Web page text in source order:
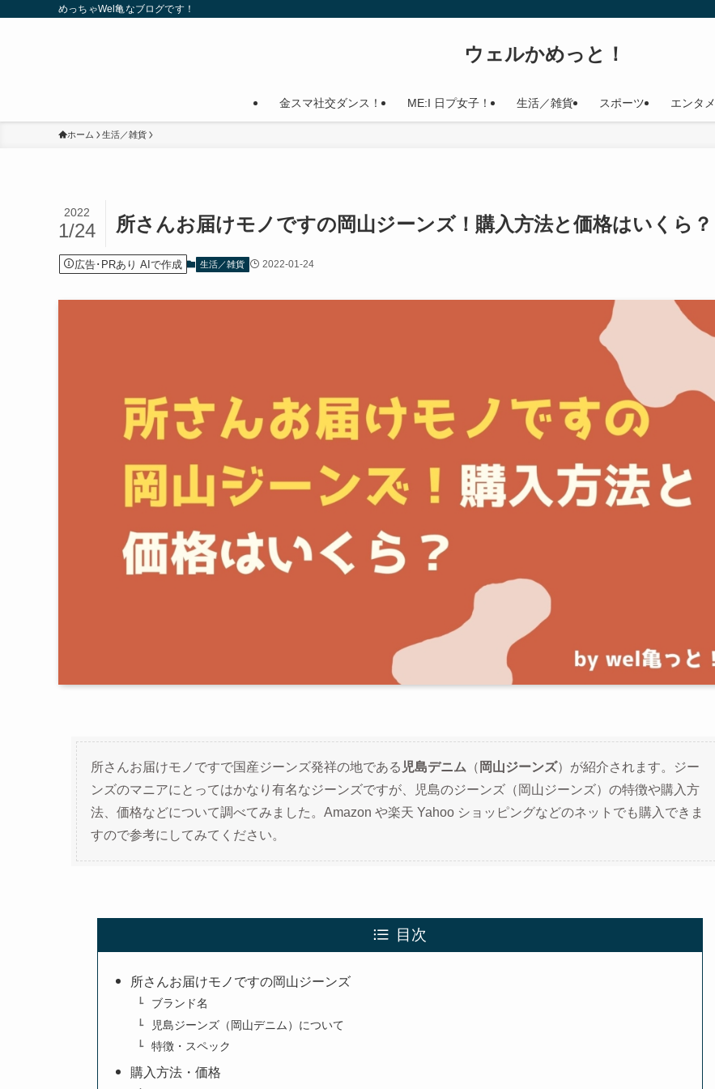
めっちゃWel亀なブログです！
ウェルかめっと！
金スマ社交ダンス！ ME:I 日プ女子！ 生活／雑貨 スポーツ エンタメ
ホーム 生活／雑貨
所さんお届けモノですの岡山ジーンズ！購入方法と価格はいくら？
2022
1/24
広告･PRあり AIで作成 生活／雑貨 2022-01-24
所さんお届けモノですで国産ジーンズ発祥の地である 児島デニム （ 岡山ジーンズ）が紹介されます。ジー
ンズのマニアにとってはかなり有名なジーンズですが、
児島のジーンズ（岡山ジーンズ）の特徴や購入方
法、価格などについて調べてみました。Amazon や楽天 Yahoo ショッピングなどのネットでも購入できま
すので参考にしてみてください。
目次
所さんお届けモノですの岡山ジーンズ
ブランド名
児島ジーンズ（岡山デニム）について
特徴・スペック
購入方法・価格